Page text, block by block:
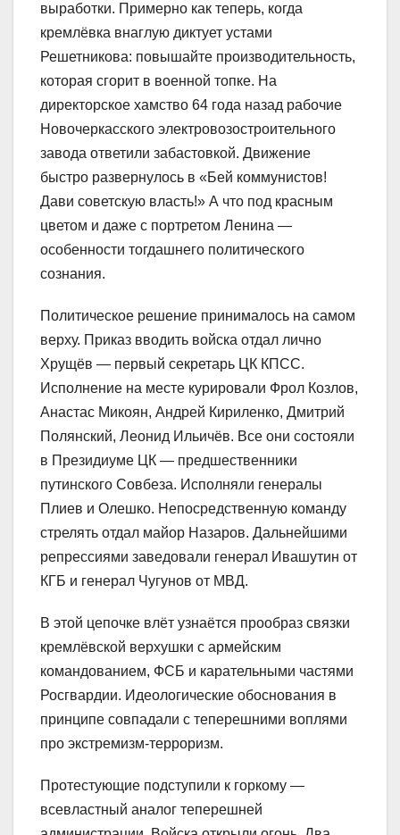
выработки. Примерно как теперь, когда
кремлёвка внаглую диктует устами
Решетникова: повышайте производительность,
которая сгорит в военной топке. На
директорское хамство 64 года назад рабочие
Новочеркасского электровозостроительного
завода ответили забастовкой. Движение
быстро развернулось в «Бей коммунистов!
Дави советскую власть!» А что под красным
цветом и даже с портретом Ленина —
особенности тогдашнего политического
сознания.
Политическое решение принималось на самом
верху. Приказ вводить войска отдал лично
Хрущёв — первый секретарь ЦК КПСС.
Исполнение на месте курировали Фрол Козлов,
Анастас Микоян, Андрей Кириленко, Дмитрий
Полянский, Леонид Ильичёв. Все они состояли
в Президиуме ЦК — предшественники
путинского Совбеза. Исполняли генералы
Плиев и Олешко. Непосредственную команду
стрелять отдал майор Назаров. Дальнейшими
репрессиями заведовали генерал Ивашутин от
КГБ и генерал Чугунов от МВД.
В этой цепочке влёт узнаётся прообраз связки
кремлёвской верхушки с армейским
командованием, ФСБ и карательными частями
Росгвардии. Идеологические обоснования в
принципе совпадали с теперешними воплями
про экстремизм-терроризм.
Протестующие подступили к горкому —
всевластный аналог теперешней